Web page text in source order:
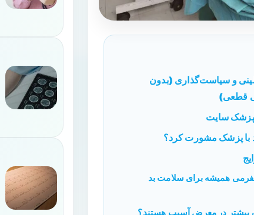
و سیاست‌گذاری (بدون
قطعی)
پزشک سایت
با پزشک مشورت کرد؟
همیشه برای سلامت بد